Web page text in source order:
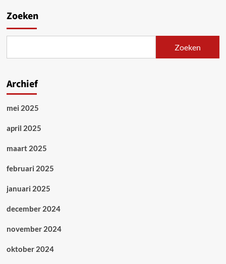
Zoeken
Zoeken
Archief
mei 2025
april 2025
maart 2025
februari 2025
januari 2025
december 2024
november 2024
oktober 2024